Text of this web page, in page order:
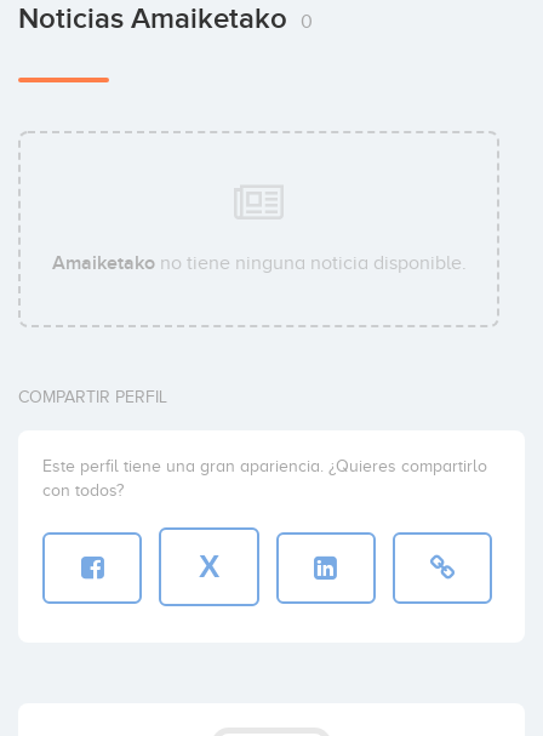
Noticias Amaiketako 0
Amaiketakono tiene ninguna noticia disponible.
COMPARTIR PERFIL
Este perfil tiene una gran apariencia. ¿Quieres compartirlo
con todos?
X